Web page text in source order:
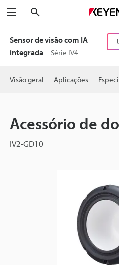
Menu
Sensor de visão com IA
integrada
Série IV4
Visão geral Aplicações
Acessório de
IV2-GD10